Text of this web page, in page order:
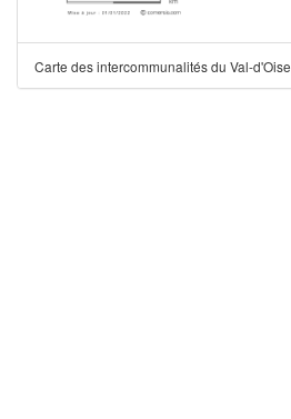
Carte des intercommunalités du Val-d'Oise